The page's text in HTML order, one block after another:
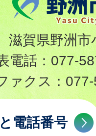
賀県野洲市
電話： 077-
ァクス：
電話番号